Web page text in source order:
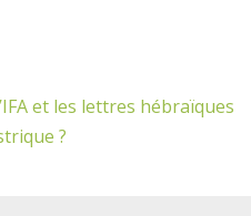
et les lettres hébraïques
?
Suivant